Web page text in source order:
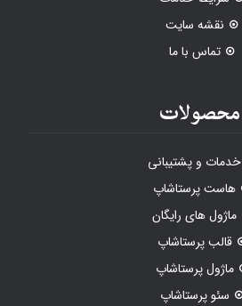
نقشه سایت
تماس با ما
محصولات
خدمات و پشتیبانی
هاست پرستاشاپ
ماژول های رایگان
قالب پرستاشاپ
ماژول پرستاشاپ
سئو پرستاشاپ